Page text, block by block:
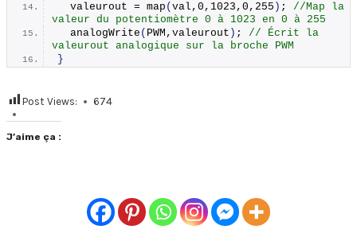
  valeurout =
map ( val,0,1023,0,255 ) ; //Map la
valeur du potentiomètre 0 à 1023 en 0 à 255
analogWrite ( PWM,valeurout ) ; // Écrit la
valeurout analogique sur la broche PWM
}
Post Views: 674
J’aime ça :